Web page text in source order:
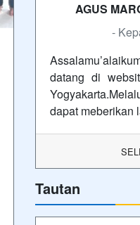
AGUS
-
datang di
dapat
Tautan